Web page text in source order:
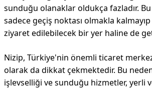
sunduğu olanaklar oldukça fazladır.
sadece geçiş noktası olmakla
ziyaret edilebilecek bir yer haline de
Nizip, Türkiye'nin önemli ticaret
olarak da dikkat çekmektedir. Bu
işlevselliği ve sunduğu hizmetler, yerli